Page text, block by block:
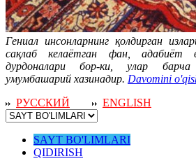
Гениал инсонларнинг қолдирган
сақлаб келаётган фан, адабиёт
дурдоналари бор-ки, улар
умумбашарий хазинадир. Davomini
РУССКИЙ
ENGLISH
SAYT BO'LIMLARI
QIDIRISH